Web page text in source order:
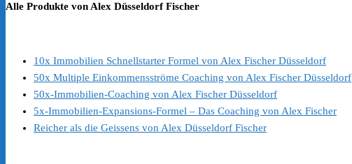
Alle Produkte von Alex Düsseldorf Fischer
10x Immobilien Schnellstarter Formel von Alex Fischer Düsseldorf
50x Multiple Einkommensströme Coaching von Alex Fischer Düsseldorf
50x-Immobilien-Coaching von Alex Fischer Düsseldorf
5x-Immobilien-Expansions-Formel – Das Coaching von Alex Fischer
Reicher als die Geissens von Alex Düsseldorf Fischer